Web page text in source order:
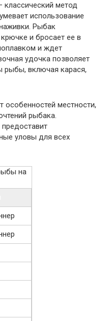
классический метод
использование
Рыбак
и бросает ее в
и ждет
удочка позволяет
рыбы, включая карася,
особенностей местности,
рыбака.
уловы для всех
на